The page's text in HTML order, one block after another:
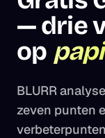
LinkedIn Ads
ABM · Lead Gen
Marketing
SEO
Technisch · on-page ·
Labs
FAQ
— drie
op
BLURR
zeven punten